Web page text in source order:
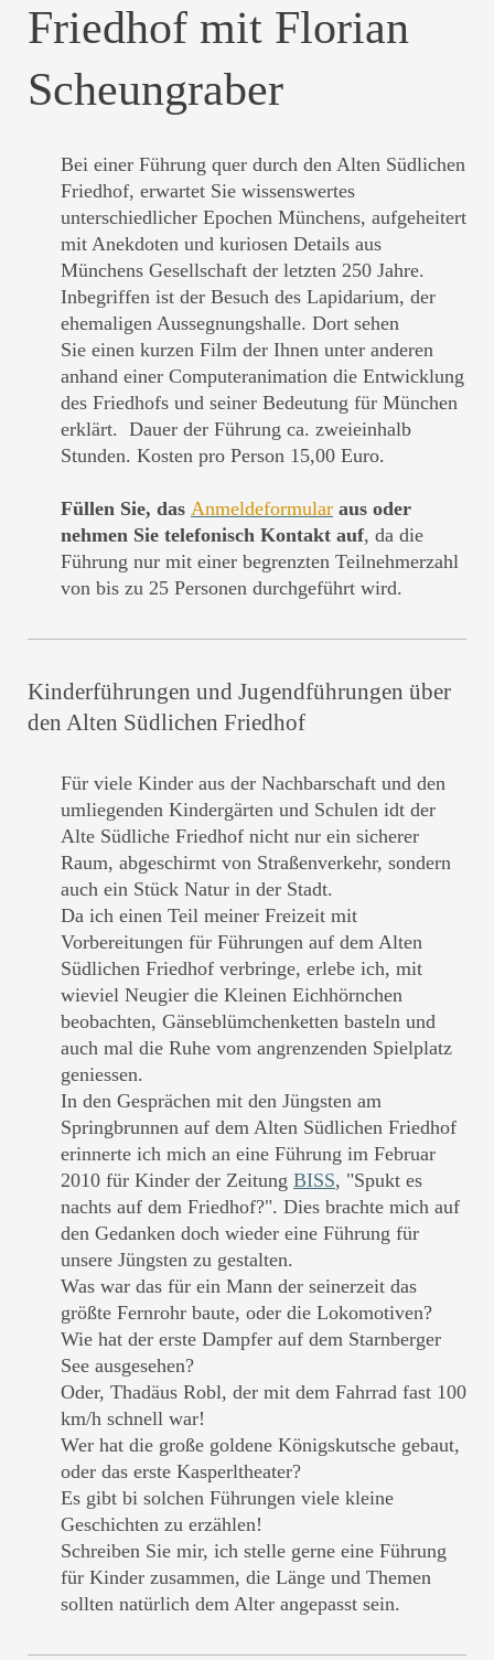
Friedhof mit Florian
Scheungraber
Bei einer Führung quer durch den Alten Südlichen
Friedhof, erwartet Sie wissenswertes
unterschiedlicher Epochen Münchens, aufgeheitert
mit Anekdoten und kuriosen Details aus
Münchens Gesellschaft der letzten 250 Jahre.
Inbegriffen ist der Besuch des Lapidarium, der
ehemaligen Aussegnungshalle. Dort sehen
Sie einen kurzen Film der Ihnen unter anderen
anhand einer Computeranimation die Entwicklung
des Friedhofs und seiner Bedeutung für München
erklärt. Dauer der Führung ca. zweieinhalb
Stunden. Kosten pro Person 15,00 Euro.
Füllen Sie, das Anmeldeformular aus oder
nehmen Sie telefonisch Kontakt auf, da die
Führung nur mit einer begrenzten Teilnehmerzahl
von bis zu 25 Personen durchgeführt wird.
Kinderführungen und Jugendführungen über
den Alten Südlichen Friedhof
Für viele Kinder aus der Nachbarschaft und den
umliegenden Kindergärten und Schulen idt der
Alte Südliche Friedhof nicht nur ein sicherer
Raum, abgeschirmt von Straßenverkehr, sondern
auch ein Stück Natur in der Stadt.
Da ich einen Teil meiner Freizeit mit
Vorbereitungen für Führungen auf dem Alten
Südlichen Friedhof verbringe, erlebe ich, mit
wieviel Neugier die Kleinen Eichhörnchen
beobachten, Gänseblümchenketten basteln und
auch mal die Ruhe vom angrenzenden Spielplatz
geniessen.
In den Gesprächen mit den Jüngsten am
Springbrunnen auf dem Alten Südlichen Friedhof
erinnerte ich mich an eine Führung im Februar
2010 für Kinder der Zeitung BISS, "Spukt es
nachts auf dem Friedhof?". Dies brachte mich auf
den Gedanken doch wieder eine Führung für
unsere Jüngsten zu gestalten.
Was war das für ein Mann der seinerzeit das
größte Fernrohr baute, oder die Lokomotiven?
Wie hat der erste Dampfer auf dem Starnberger
See ausgesehen?
Oder, Thadäus Robl, der mit dem Fahrrad fast 100
km/h schnell war!
Wer hat die große goldene Königskutsche gebaut,
oder das erste Kasperltheater?
Es gibt bi solchen Führungen viele kleine
Geschichten zu erzählen!
Schreiben Sie mir, ich stelle gerne eine Führung
für Kinder zusammen, die Länge und Themen
sollten natürlich dem Alter angepasst sein.